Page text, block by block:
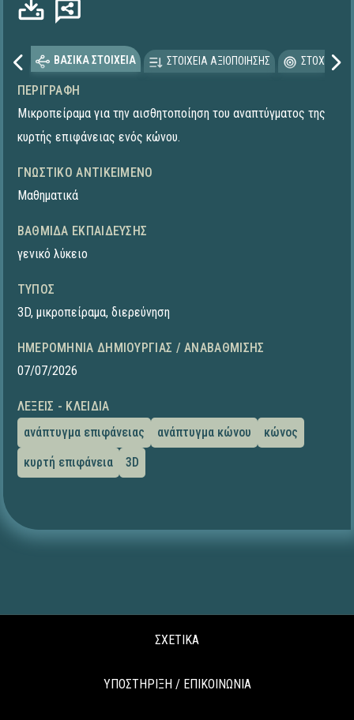
ΒΑΣΙΚΑ ΣΤΟΙΧΕΙΑ ΣΤΟΙΧΕΙΑ ΑΞΙΟΠΟΙΗΣΗΣ
ΠΕΡΙΓΡΑΦΉ
Μικροπείραμα για την αισθητοποίηση του αναπτύγματος της
κυρτής επιφάνειας ενός κώνου.
ΓΝΩΣΤΙΚΌ ΑΝΤΙΚΕΊΜΕΝΟ
Μαθηματικά
ΒΑΘΜΊΔΑ ΕΚΠΑΊΔΕΥΣΗΣ
γενικό λύκειο
ΤΎΠΟΣ
3D, μικροπείραμα, διερεύνηση
ΗΜΕΡΟΜΗΝΊΑ ΔΗΜΙΟΥΡΓΊΑΣ / ΑΝΑΒΆΘΜΙΣΗΣ
07/07/2026
ΛΈΞΕΙΣ - ΚΛΕΙΔΙΆ
ανάπτυγμα επιφάνειας
ανάπτυγμα κώνου
κώνος
κυρτή επιφάνεια
3D
ΣΧΕΤΙΚΑ
ΥΠΟΣΤΗΡΙΞΗ / ΕΠΙΚΟΙΝΩΝΙΑ